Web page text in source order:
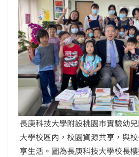
長庚科技大學附設桃園市實驗幼
大學校區內，校園資源共享，與
享生活。圖為長庚科技大學校長